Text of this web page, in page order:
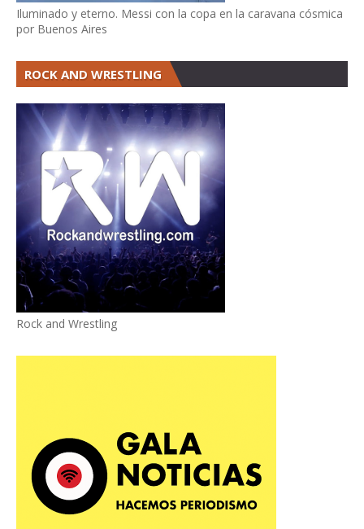
Iluminado y eterno. Messi con la copa en la caravana cósmica
por Buenos Aires
ROCK AND WRESTLING
Rock and Wrestling